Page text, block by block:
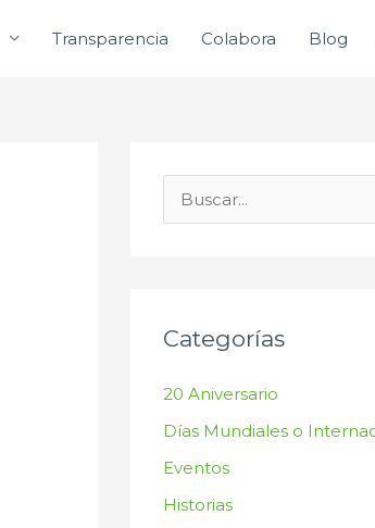
Transparencia Colabora Blog
a
p
o
r
:
Categorías
20 Aniversario
Días Mundiales o
Eventos
Historias